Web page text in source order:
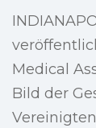
Medical
Bild der